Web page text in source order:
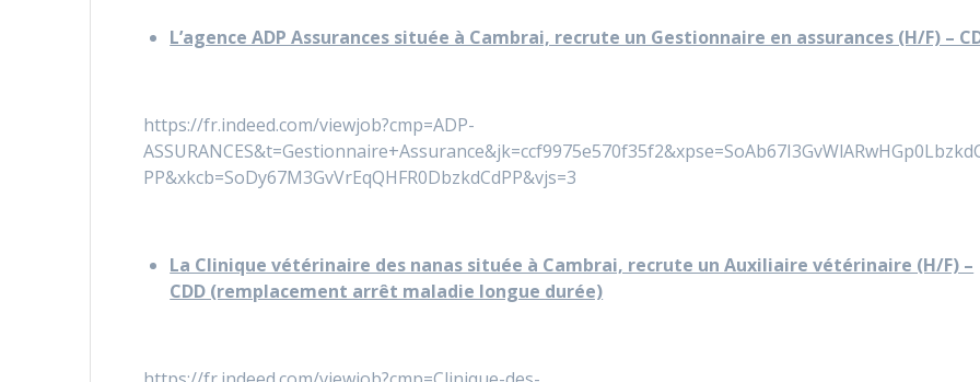
L’agence ADP Assurances située à Cambrai, recrute un Gestionnaire en assurances (H/F) –
https://fr.indeed.com/viewjob?cmp=ADP-
PP&xkcb=SoDy67M3GvVrEqQHFR0DbzkdCdPP&vjs=3
La Clinique vétérinaire des nanas située à Cambrai, recrute un Auxiliaire vétérinaire (H/F) –
CDD (remplacement arrêt maladie longue durée)